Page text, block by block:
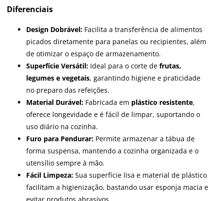
Diferenciais
Design Dobrável: Facilita a transferência de alimentos
picados diretamente para panelas ou recipientes, além
de otimizar o espaço de armazenamento.
Superfície Versátil: Ideal para o corte de frutas,
legumes e vegetais, garantindo higiene e praticidade
no preparo das refeições.
Material Durável: Fabricada em plástico resistente,
oferece longevidade e é fácil de limpar, suportando o
uso diário na cozinha.
Furo para Pendurar: Permite armazenar a tábua de
forma suspensa, mantendo a cozinha organizada e o
utensílio sempre à mão.
Fácil Limpeza: Sua superfície lisa e material de plástico
facilitam a higienização, bastando usar esponja macia e